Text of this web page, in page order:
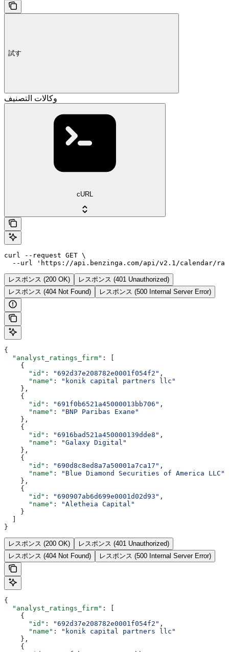
試す
وكالات التصنيف
cURL
curl --request GET \
--url 'https://api.benzinga.com/api/v2.1/calendar/
レスポンス (200 OK)
レスポンス (401 Unauthorized)
レスポンス (404 Not Found)
レスポンス (500 Internal Server Error)
{
  "analyst_ratings_firm"
: [
    {
      "id"
: "692d37e208782e0001f054f2" ,
      "name"
:
"konik capital partners llc"
    },
    {
      "id"
: "691f0b6521a45000013bb706" ,
      "name"
:
"BNP Paribas Exane"
    },
    {
      "id"
: "6916bad521a450000139dde8" ,
      "name"
:
"Galaxy Digital"
    },
    {
      "id"
: "690d8c8ed8a7a50001a7ca17" ,
      "name"
:
"Blue Diamond Securities of America LLC"
    },
    {
      "id"
: "690907ab6d699e0001d02d93" ,
      "name"
:
"Aletheia Capital"
    }
}
レスポンス (200 OK)
レスポンス (401 Unauthorized)
レスポンス (404 Not Found)
レスポンス (500 Internal Server Error)
{
  "analyst_ratings_firm"
: [
    {
      "id"
: "692d37e208782e0001f054f2" ,
      "name"
:
"konik capital partners llc"
    },
    {